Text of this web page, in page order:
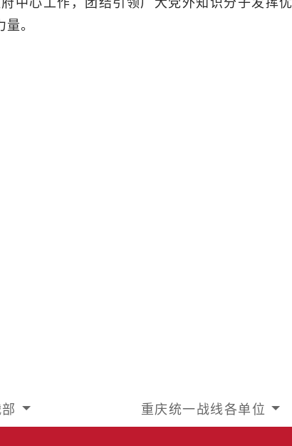
中心工作，团结引领广大党外知识分子发挥优
。
重庆统一战线各单位